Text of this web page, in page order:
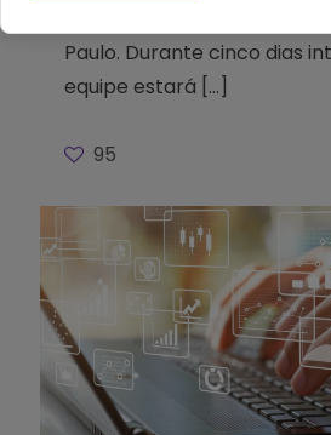
Paulo. Durante cinco dias
equipe estará […]
95